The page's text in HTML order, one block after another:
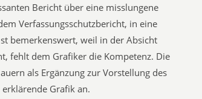
Bericht über eine misslungene
Verfassungsschutzbericht, in eine
bemerkenswert, weil in der Absicht
fehlt dem Grafiker die Kompetenz. Die
als Ergänzung zur Vorstellung des
Grafik an.